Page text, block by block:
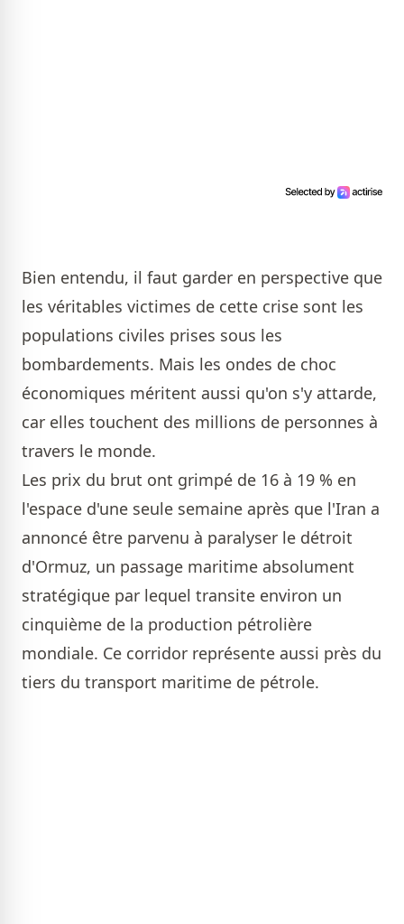
Bien entendu, il faut garder en perspective que
les véritables victimes de cette crise sont les
populations civiles prises sous les
bombardements. Mais les ondes de choc
économiques méritent aussi qu'on s'y attarde,
car elles touchent des millions de personnes à
travers le monde.
Les prix du brut ont grimpé de 16 à 19 % en
l'espace d'une seule semaine après que l'Iran a
annoncé être parvenu à paralyser le détroit
d'Ormuz, un passage maritime absolument
stratégique par lequel transite environ un
cinquième de la production pétrolière
mondiale. Ce corridor représente aussi près du
tiers du transport maritime de pétrole.